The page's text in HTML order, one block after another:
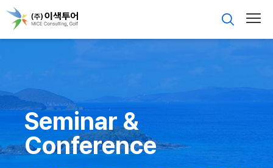
Seminar &
Conference